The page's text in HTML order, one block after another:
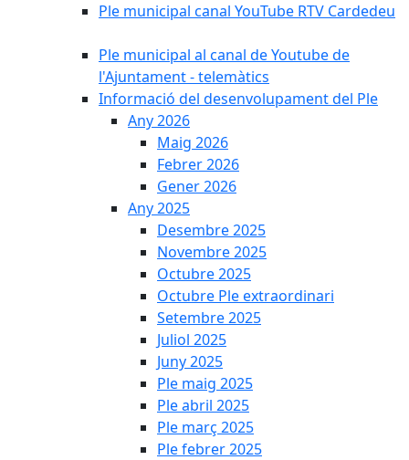
Ple municipal canal YouTube RTV Cardedeu
Ple municipal al canal de Youtube de
l'Ajuntament - telemàtics
Informació del desenvolupament del Ple
Any 2026
Maig 2026
Febrer 2026
Gener 2026
Any 2025
Desembre 2025
Novembre 2025
Octubre 2025
Octubre Ple extraordinari
Setembre 2025
Juliol 2025
Juny 2025
Ple maig 2025
Ple abril 2025
Ple març 2025
Ple febrer 2025